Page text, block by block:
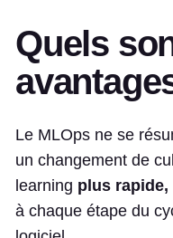
Quels
Le MLOps ne se
un changement de
learning plus
à chaque étape du